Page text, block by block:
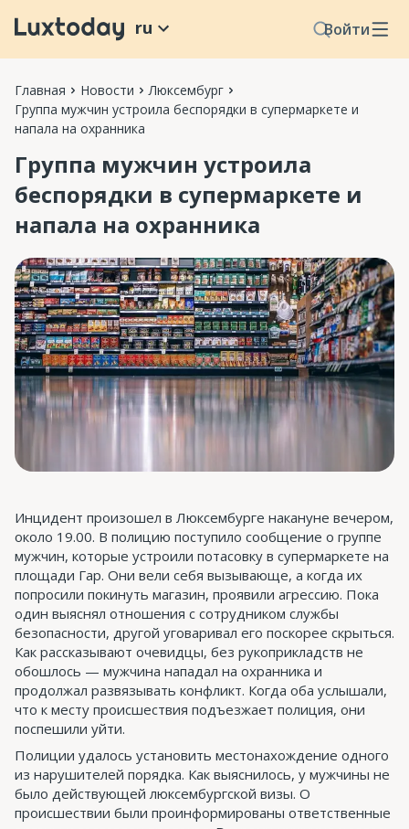
Войти
ru
Главная Новости
Люксембург
Группа мужчин устроила беспорядки в супермаркете и
напала на охранника
Группа мужчин устроила
беспорядки в супермаркете и
напала на охранника
Инцидент произошел в Люксембурге накануне вечером,
около 19.00. В полицию поступило сообщение о группе
мужчин, которые устроили потасовку в супермаркете на
площади Гар. Они вели себя вызывающе, а когда их
попросили покинуть магазин, проявили агрессию. Пока
один выяснял отношения с сотрудником службы
безопасности, другой уговаривал его поскорее скрыться.
Как рассказывают очевидцы, без рукоприкладств не
обошлось — мужчина нападал на охранника и
продолжал развязывать конфликт. Когда оба услышали,
что к месту происшествия подъезжает полиция, они
поспешили уйти.
Полиции удалось установить местонахождение одного
из нарушителей порядка. Как выяснилось, у мужчины не
было действующей люксембургской визы. О
происшествии были проинформированы ответственные